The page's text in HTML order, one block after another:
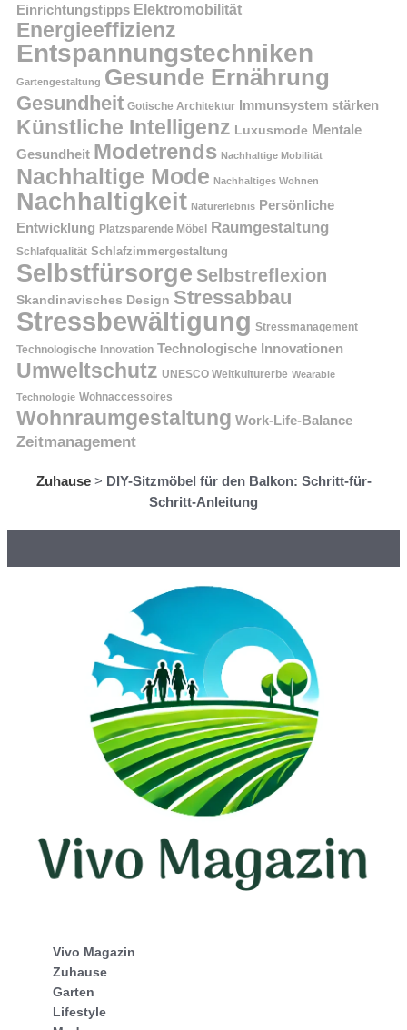
Einrichtungstipps Elektromobilität
Energieeffizienz
Entspannungstechniken
Gartengestaltung Gesunde Ernährung
Gesundheit Gotische Architektur Immunsystem stärken
Künstliche Intelligenz Luxusmode Mentale
Gesundheit Modetrends Nachhaltige Mobilität
Nachhaltige Mode Nachhaltiges Wohnen
Nachhaltigkeit Naturerlebnis Persönliche
Entwicklung Platzsparende Möbel Raumgestaltung
Schlafqualität Schlafzimmergestaltung
Selbstfürsorge Selbstreflexion
Skandinavisches Design Stressabbau
Stressbewältigung Stressmanagement
Technologische Innovation Technologische Innovationen
Umweltschutz UNESCO Weltkulturerbe Wearable
Technologie Wohnaccessoires
Wohnraumgestaltung Work-Life-Balance
Zeitmanagement
Zuhause> DIY-Sitzmöbel für den Balkon: Schritt-für-
Schritt-Anleitung
Vivo Magazin
Zuhause
Garten
Lifestyle